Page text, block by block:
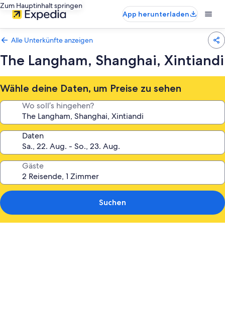
Zum Hauptinhalt springen
App herunterladen
Alle Unterkünfte anzeigen
The Langham, Shanghai, Xintiandi
Wähle deine Daten, um Preise zu sehen
Wo soll’s hingehen?
Daten
Gäste
Suchen